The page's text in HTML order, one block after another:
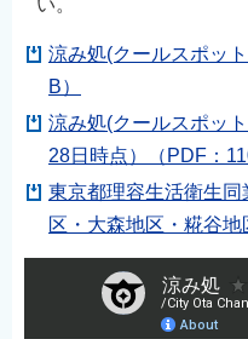
い。
涼み処(クールスポッ
B）
涼み処(クールスポッ
28日時点）（PDF：
東京都理容生活衛生
区・大森地区・糀谷地